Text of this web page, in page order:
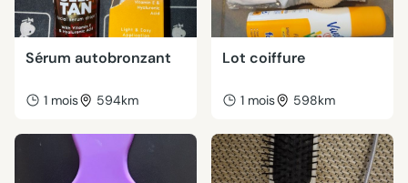
Sérum autobronzant
1 mois 594km
Lot coiffure
1 mois 598km